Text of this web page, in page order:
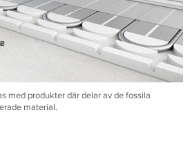
med produkter där delar av de fossila
material.